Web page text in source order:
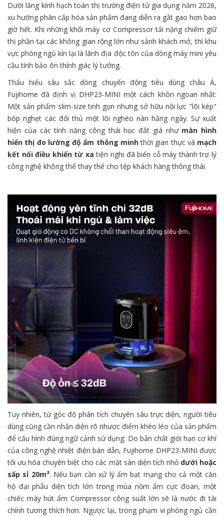
Dưới lăng kính hạch toán thị trường điện tử gia dụng năm 2026,
xu hướng phân cấp hóa sản phẩm đang diễn ra gắt gao hơn bao
giờ hết. Khi những khối máy cơ Compressor tải nặng chiếm giữ
thị phần tại các không gian rộng lớn như sảnh khách mở, thì khu
vực phòng ngủ kín lại là lãnh địa độc tôn của dòng máy mini yêu
cầu tính bảo ôn thính giác lý tưởng.
Thấu hiểu sâu sắc dòng chuyển động tiêu dùng châu Á,
Fujihome đã định vị DHP23-MINI một cách khôn ngoan nhất:
Một sản phẩm slim-size tinh gọn nhưng sở hữu nội lực "lõi kép"
bóp nghẹt các đối thủ một lõi nghèo nàn hằng ngày. Sự xuất
hiện của các tính năng công thái học đắt giá như màn hình
hiển thị đo lường độ ẩm thông minhthời gian thực và mạch
kết nối điều khiển từ xa tiện nghi đã biến cỗ máy thành trợ lý
công nghệ không thể thay thế cho tệp khách hàng thông thái.
Tuy nhiên, từ góc độ phân tích chuyên sâu trực diện, người tiêu
dùng cũng cần nhận diện rõ nhược điểm khéo léo của sản phẩm
để cấu hình đúng ngữ cảnh sử dụng: Do bản chất giới hạn cơ khí
của công nghệ nhiệt điện bán dẫn, Fujihome DHP23-MINI được
tối ưu hóa chuyên biệt cho các mặt sàn diện tích nhỏ dưới hoặc
sấp sỉ 20m². Nếu bạn cần xử lý ẩm bạt mạng cho cả một căn
hộ đại phẫu diện tích lớn trong mùa nồm ẩm cực đoan, một
chiếc máy hút ẩm Compressor công suất lớn sẽ là nước đi tài
chính tương thích hơn. Ngược lại, trong phạm vi phòng ngủ cần